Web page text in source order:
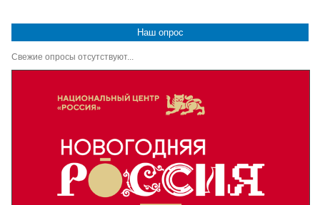
Наш опрос
Свежие опросы отсутствуют...